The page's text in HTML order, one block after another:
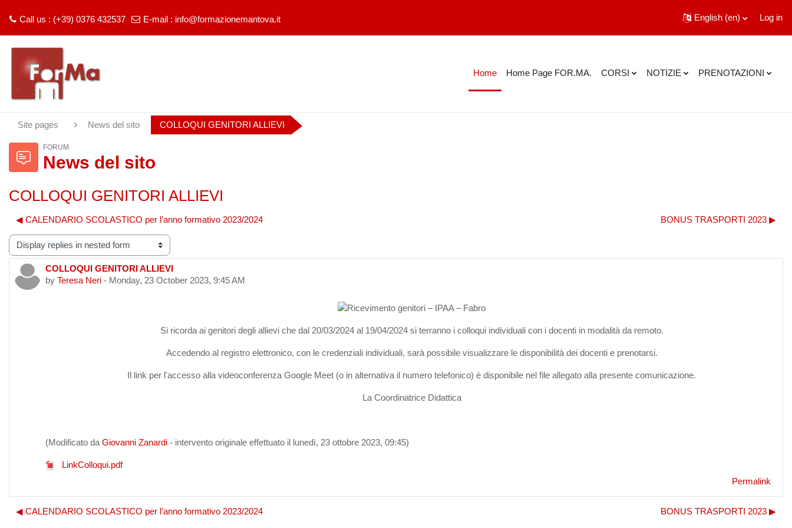
Call us : (+39) 0376 432537 E-mail : info@formazionemantova.it English ‎(en)‎ Log in
Home Home Page FOR.MA. CORSI NOTIZIE PRENOTAZIONI
Site pages News del sito COLLOQUI GENITORI ALLIEVI
FORUM
News del sito
COLLOQUI GENITORI ALLIEVI
◀︎ CALENDARIO SCOLASTICO per l’anno formativo 2023/2024 BONUS TRASPORTI 2023 ▶︎
mode
COLLOQUI GENITORI ALLIEVI
by Teresa Neri - Monday, 23 October 2023, 9:45 AM
Number of replies: 0
Si ricorda ai genitori degli allievi che dal 20/03/2024 al 19/04/2024 si terranno i colloqui individuali con i docenti in modalità da remoto.
Accedendo al registro elettronico, con le credenziali individuali, sarà possibile visualizzare le disponibilità dei docenti e prenotarsi.
Il link per l'accesso alla videoconferenza Google Meet (o in alternativa il numero telefonico) è disponibile nel file allegato alla presente comunicazione.
La Coordinatrice Didattica
(Modificato da Giovanni Zanardi - intervento originale effettuato il lunedì, 23 ottobre 2023, 09:45)
LinkColloqui.pdf
Permalink
◀︎ CALENDARIO SCOLASTICO per l’anno formativo 2023/2024 BONUS TRASPORTI 2023 ▶︎